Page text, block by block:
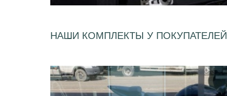
НАШИ КОМПЛЕКТЫ У ПОКУПАТЕЛЕЙ